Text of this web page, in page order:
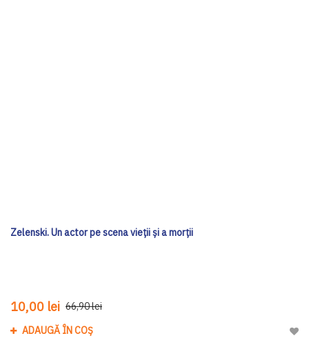
Zelenski. Un actor pe scena vieții și a morții
10,00 lei 66,90 lei
ADAUGĂ ÎN COȘ